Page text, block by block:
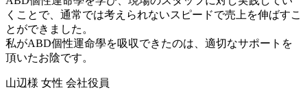
くことで、通常では考えられないスピードで売上を伸ばすこ
とができました。
私がABD個性運命學を吸収できたのは、適切なサポートを
頂いたお陰です。
山辺様 女性 会社役員